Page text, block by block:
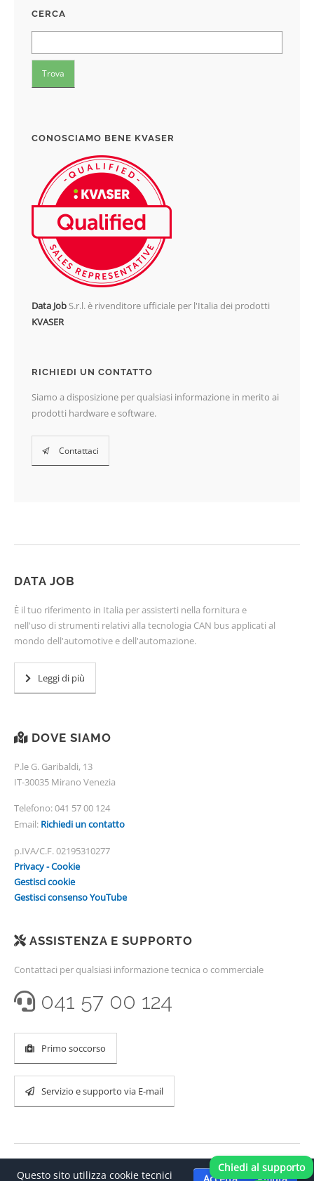
CERCA
CONOSCIAMO BENE KVASER
Data JobS.r.l. è rivenditore ufficiale per l'Italia dei prodotti
KVASER
RICHIEDI UN CONTATTO
Siamo a disposizione per qualsiasi informazione in merito ai
prodotti hardware e software.
Contattaci
DATA JOB
È il tuo riferimento in Italia per assisterti nella fornitura e
nell'uso di strumenti relativi alla tecnologia CAN bus applicati al
mondo dell'automotive e dell'automazione.
Leggi di più
DOVE SIAMO
P.le G. Garibaldi, 13
IT-30035 Mirano Venezia
Telefono:041 57 00 124
Email: Richiedi un contatto
p.IVA/C.F. 02195310277
Privacy - Cookie
Gestisci cookie
Gestisci consenso YouTube
ASSISTENZA E SUPPORTO
Contattaci per qualsiasi informazione tecnica o commerciale
041 57 00 124
Primo soccorso
Servizio e supporto via E-mail
Questo sito utilizza cookie tecnici
Chiedi al supporto